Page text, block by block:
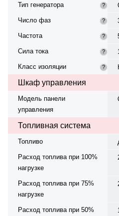
Тип генератора
?
Число фаз
?
Частота
?
Сила тока
?
Класс изоляции
?
Шкаф управления
Модель панели
управления
Топливная система
Топливо
Расход топлива при 100%
нагрузке
Расход топлива при 75%
нагрузке
Расход топлива при 50%